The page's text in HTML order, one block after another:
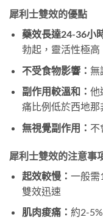
犀利士雙效的優點
藥效長達24-36小
勃起，靈活性極高
不受食物影響： 無
副作用較溫和： 他
痛比例低於西地那
無視覺副作用： 不
犀利士雙效的注意事
起效較慢： 一般需
雙效迅速
肌肉痠痛： 約2-